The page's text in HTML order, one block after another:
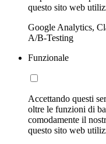
questo sito web
Google Analytics,
A/B-Testing
Funzionale
Accettando questi
oltre le funzioni di
comodamente il
questo sito web